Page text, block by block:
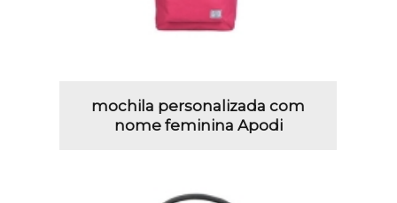
mochila personalizada com
nome feminina Apodi